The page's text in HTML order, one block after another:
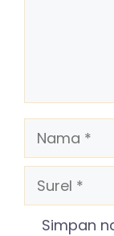
Nama
Surel
Simpan